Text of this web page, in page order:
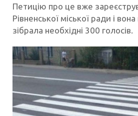
Петицію про це вже
Рівненської міської ради і
зібрала необхідні 300 голосів.